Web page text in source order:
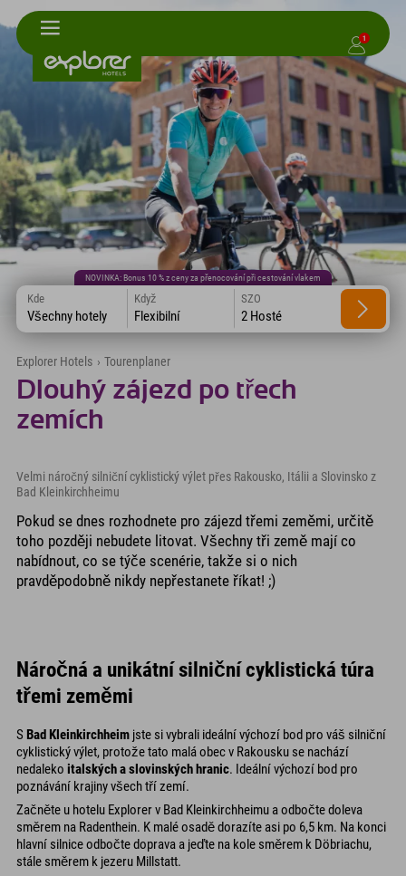
1
NOVINKA: Bonus 10 % z ceny za přenocování při cestování vlakem
Kde
Všechny hotely
Když
Flexibilní
SZO
2 Hosté
Explorer Hotels › Tourenplaner
Dlouhý zájezd po třech
zemích
Velmi náročný silniční cyklistický výlet přes Rakousko, Itálii a Slovinsko z
Bad Kleinkirchheimu
Pokud se dnes rozhodnete pro zájezd třemi zeměmi, určitě
toho později nebudete litovat. Všechny tři země mají co
nabídnout, co se týče scenérie, takže si o nich
pravděpodobně nikdy nepřestanete říkat! ;)
Náročná a unikátní silniční cyklistická túra
třemi zeměmi
S Bad Kleinkirchheim jste si vybrali ideální výchozí bod pro váš silniční
cyklistický výlet, protože tato malá obec v Rakousku se nachází
nedaleko italských a slovinských hranic. Ideální výchozí bod pro
poznávání krajiny všech tří zemí.
Začněte u hotelu Explorer v Bad Kleinkirchheimu a odbočte doleva
směrem na Radenthein. K malé osadě dorazíte asi po 6,5 km. Na konci
hlavní silnice odbočte doprava a jeďte na kole směrem k Döbriachu,
stále směrem k jezeru Millstatt.